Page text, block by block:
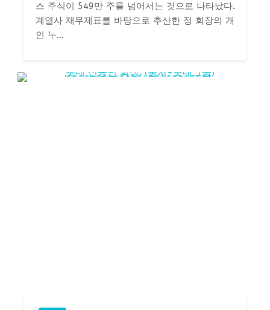
스 주식이 549만 주를 넘어서는 것으로 나타났다.
계열사 재무제표를 바탕으로 추산한 정 회장의 개
인 누...